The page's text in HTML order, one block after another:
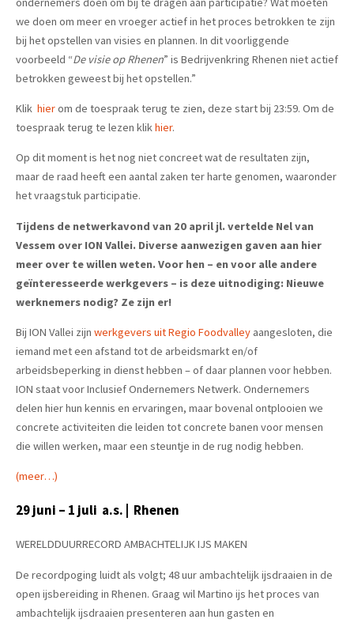
we doen om meer en vroeger actief in het proces betrokken te zijn
bij het opstellen van visies en plannen. In dit voorliggende
voorbeeld “De visie op Rhenen” is Bedrijvenkring Rhenen niet actief
betrokken geweest bij het opstellen.”
Klik hierom de toespraak terug te zien, deze start bij 23:59. Om de
toespraak terug te lezen klikhier.
Op dit moment is het nog niet concreet wat de resultaten zijn,
maar de raad heeft een aantal zaken ter harte genomen, waaronder
het vraagstuk participatie.
Tijdens de netwerkavond van 20 april jl. vertelde Nel van
Vessem over ION Vallei. Diverse aanwezigen gaven aan hier
meer over te willen weten. Voor hen – en voor alle andere
geïnteresseerde werkgevers – is deze uitnodiging: Nieuwe
werknemers nodig? Ze zijn er!
Bij ION Vallei zijn werkgevers uit Regio Foodvalley aangesloten, die
iemand met een afstand tot de arbeidsmarkt en/of
arbeidsbeperking in dienst hebben – of daar plannen voor hebben.
ION staat voor Inclusief Ondernemers Netwerk. Ondernemers
delen hier hun kennis en ervaringen, maar bovenal ontplooien we
concrete activiteiten die leiden tot concrete banen voor mensen
die willen werken, maar een steuntje in de rug nodig hebben.
(meer…)
29 juni – 1 juli a.s. | Rhenen
WERELDDUURRECORD AMBACHTELIJK IJS MAKEN
De recordpoging luidt als volgt; 48 uur ambachtelijk ijsdraaien in de
open ijsbereiding in Rhenen. Graag wil Martino ijs het proces van
ambachtelijk ijsdraaien presenteren aan hun gasten en